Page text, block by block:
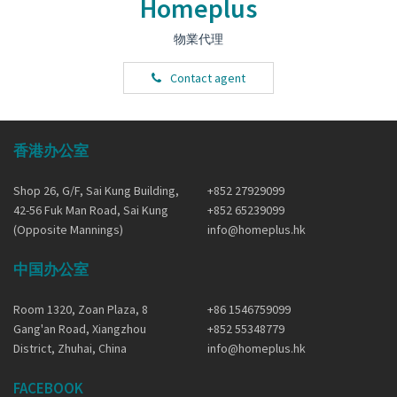
Homeplus
物業代理
Contact agent
香港办公室
Shop 26, G/F, Sai Kung Building,
42-56 Fuk Man Road, Sai Kung
(Opposite Mannings)
+852 27929099
+852 65239099
info@homeplus.hk
中国办公室
Room 1320, Zoan Plaza, 8
Gang'an Road, Xiangzhou
District, Zhuhai, China
+86 1546759099
+852 55348779
info@homeplus.hk
FACEBOOK